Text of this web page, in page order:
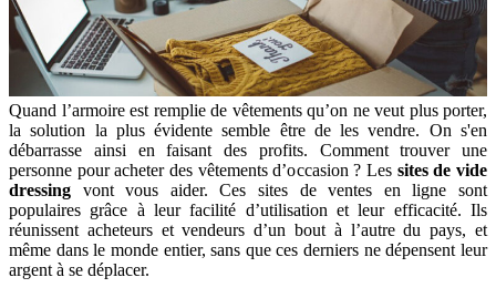
Quand l’armoire est remplie de vêtements qu’on ne veut plus porter,
la solution la plus évidente semble être de les vendre. On s'en
débarrasse ainsi en faisant des profits. Comment trouver une
personne pour acheter des vêtements d’occasion ? Les sites de vide
dressing vont vous aider. Ces sites de ventes en ligne sont
populaires grâce à leur facilité d’utilisation et leur efficacité. Ils
réunissent acheteurs et vendeurs d’un bout à l’autre du pays, et
même dans le monde entier, sans que ces derniers ne dépensent leur
argent à se déplacer.